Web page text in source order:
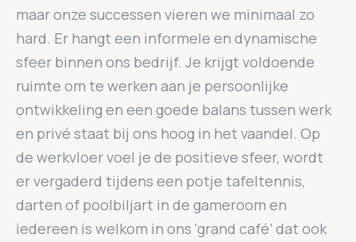
maar onze successen vieren we minimaal zo
hard. Er hangt een informele en dynamische
sfeer binnen ons bedrijf. Je krijgt voldoende
ruimte om te werken aan je persoonlijke
ontwikkeling en een goede balans tussen werk
en privé staat bij ons hoog in het vaandel. Op
de werkvloer voel je de positieve sfeer, wordt
er vergaderd tijdens een potje tafeltennis,
darten of poolbiljart in de gameroom en
iedereen is welkom in ons ‘grand café’ dat ook